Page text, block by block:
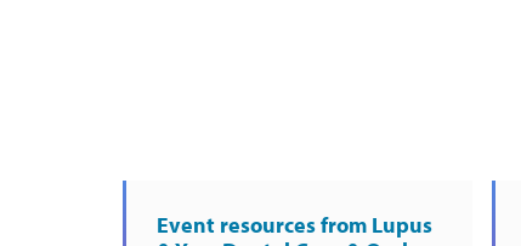
Event resources from Lupus